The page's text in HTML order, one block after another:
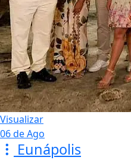
Visualizar
06 de Ago
Eunápolis